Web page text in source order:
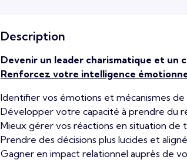
Description
Devenir un leader charismatique et un
Renforcez votre intelligence
Identifier vos émotions et mécanismes de
Développer votre capacité à prendre du
Mieux gérer vos réactions en situation de
Prendre des décisions plus lucides et
Gagner en impact relationnel auprès de